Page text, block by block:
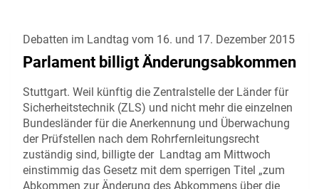
Debatten im Landtag vom 16. und 17. Dezember 2015
Parlament billigt Änderungsabkommen
Stuttgart. Weil künftig die Zentralstelle der Länder für
Sicherheitstechnik (ZLS) und nicht mehr die einzelnen
Bundesländer für die Anerkennung und Überwachung
der Prüfstellen nach dem Rohrfernleitungsrecht
zuständig sind, billigte der Landtag am Mittwoch
einstimmig das Gesetz mit dem sperrigen Titel „zum
Abkommen zur Änderung des Abkommens über die